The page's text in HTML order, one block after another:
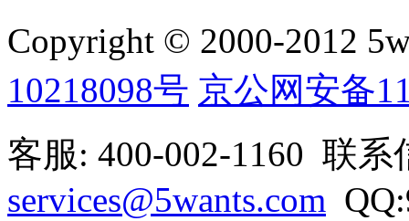
Copyright © 2000-2012
10218098号 京公网安备
客服: 400-002-1160 联系
services@5wants.com